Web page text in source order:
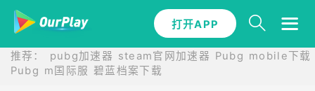
打开APP
推荐： pubg加速器 steam官网加速器 Pubg mobile下载
Pubg m国际服 碧蓝档案下载